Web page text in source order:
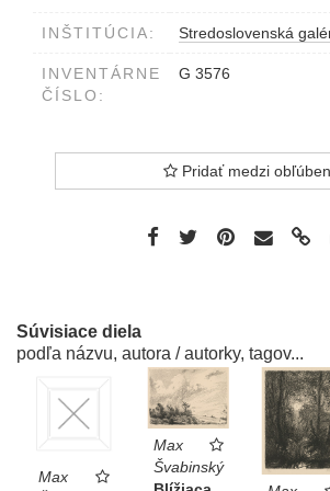
INŠTITÚCIA: Stredoslovenská
INVENTÁRNE
ČÍSLO:
G 3576
Pridať medzi
Súvisiace diela
podľa názvu, autora / autorky, tagov...
Max
Max
Švabinský